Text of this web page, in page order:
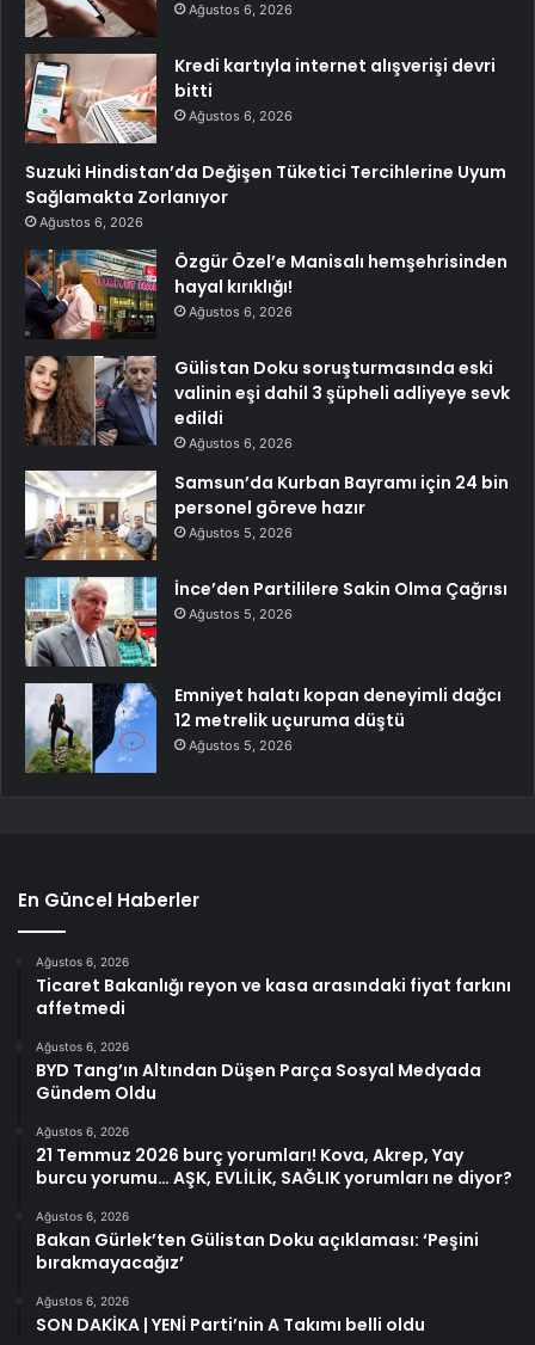
Ağustos 6, 2026
Kredi kartıyla internet alışverişi devri
bitti
Ağustos 6, 2026
Suzuki Hindistan’da Değişen Tüketici Tercihlerine Uyum
Sağlamakta Zorlanıyor
Ağustos 6, 2026
Özgür Özel’e Manisalı hemşehrisinden
hayal kırıklığı!
Ağustos 6, 2026
Gülistan Doku soruşturmasında eski
valinin eşi dahil 3 şüpheli adliyeye sevk
edildi
Ağustos 6, 2026
Samsun’da Kurban Bayramı için 24 bin
personel göreve hazır
Ağustos 5, 2026
İnce’den Partililere Sakin Olma Çağrısı
Ağustos 5, 2026
Emniyet halatı kopan deneyimli dağcı
12 metrelik uçuruma düştü
Ağustos 5, 2026
En Güncel Haberler
Ağustos 6, 2026
Ticaret Bakanlığı reyon ve kasa arasındaki fiyat farkını
affetmedi
Ağustos 6, 2026
BYD Tang’ın Altından Düşen Parça Sosyal Medyada
Gündem Oldu
Ağustos 6, 2026
21 Temmuz 2026 burç yorumları! Kova, Akrep, Yay
burcu yorumu… AŞK, EVLİLİK, SAĞLIK yorumları ne diyor?
Ağustos 6, 2026
Bakan Gürlek’ten Gülistan Doku açıklaması: ‘Peşini
bırakmayacağız’
Ağustos 6, 2026
SON DAKİKA | YENİ Parti’nin A Takımı belli oldu